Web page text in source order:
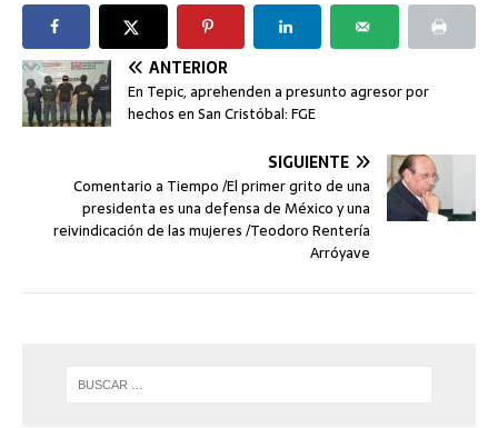
ANTERIOR
En Tepic, aprehenden a presunto agresor por
hechos en San Cristóbal: FGE
SIGUIENTE
Comentario a Tiempo /El primer grito de una
presidenta es una defensa de México y una
reivindicación de las mujeres /Teodoro Rentería
Arróyave